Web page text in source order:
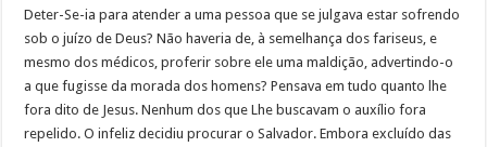
Deter-Se-ia para atender a uma pessoa que se julgava estar sofrendo
sob o juízo de Deus? Não haveria de, à semelhança dos fariseus, e
mesmo dos médicos, proferir sobre ele uma maldição, advertindo-o
a que fugisse da morada dos homens? Pensava em tudo quanto lhe
fora dito de Jesus. Nenhum dos que Lhe buscavam o auxílio fora
repelido. O infeliz decidiu procurar o Salvador. Embora excluído das